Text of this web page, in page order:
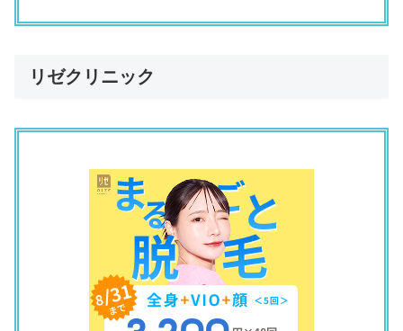
い」
「直前の土日の予約は取りにくい」
（39歳／パート・アルバイト／その他／食品製造）
エミナルクリニック 神戸院
「剃り残しのルールが店員さんによってちがう」
（26歳／派遣社員／事務系専門職／法務・財務・人事・総務
リゼクリニック